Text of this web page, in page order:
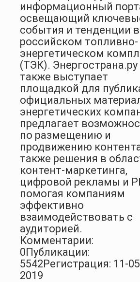
информационный
освещающий
события и тенденции в
российском топливно-
энергетическом
(ТЭК). Энергострана.ру
также выступает
площадкой для
официальных
энергетических
предлагает
по размещению и
продвижению
также решения в
контент-маркетинга,
цифровой рекламы и
помогая компаниям
эффективно
взаимодействовать с
аудиторией.
Комментарии:
0Публикации:
5542Регистрация: 11-
2019